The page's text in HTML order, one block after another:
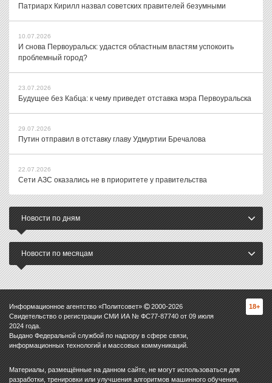
Патриарх Кирилл назвал советских правителей безумными
10.07.2026
И снова Первоуральск: удастся областным властям успокоить
проблемный город?
23.07.2026
Будущее без Кабца: к чему приведет отставка мэра Первоуральска
29.07.2026
Путин отправил в отставку главу Удмуртии Бречалова
22.07.2026
Сети АЗС оказались не в приоритете у правительства
Новости по дням
Новости по месяцам
Информационное агентство «Политсовет» 2000-2026
Свидетельство о регистрации СМИ ИА № ФС77-87740 от 09 июля
2024 года.
Выдано Федеральной службой по надзору в сфере связи,
информационных технологий и массовых коммуникаций.
18+
Материалы, размещённые на данном сайте, не могут использоваться для
разработки, тренировки или улучшения алгоритмов машинного обучения,